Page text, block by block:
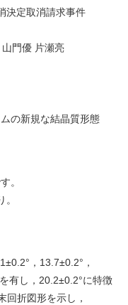
決定取消請求事件
門優 片瀬亮
の新規な結晶質形態
。
±0.2°， 13.7±0.2°，
有し， 20.2±0.2°に特徴
回折図形を示し，